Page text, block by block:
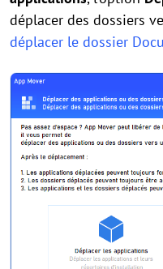
déplacer des dossiers
déplacer le dossier